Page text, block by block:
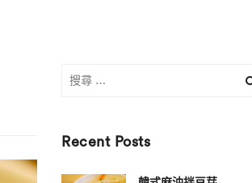
搜
Recent Posts